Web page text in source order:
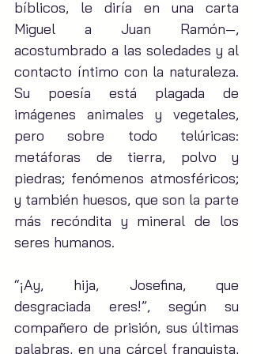
bíblicos, le diría en una carta
Miguel a Juan Ramón—,
acostumbrado a las soledades y al
contacto íntimo con la naturaleza.
Su poesía está plagada de
imágenes animales y vegetales,
pero sobre todo telúricas:
metáforas de tierra, polvo y
piedras; fenómenos atmosféricos;
y también huesos, que son la parte
más recóndita y mineral de los
seres humanos.
“¡Ay, hija, Josefina, que
desgraciada eres!”, según su
compañero de prisión, sus últimas
palabras, en una cárcel franquista,